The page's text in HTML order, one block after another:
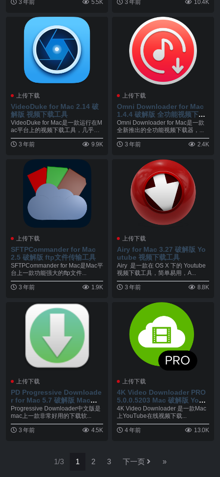
3 年前 5.5K 3 年前 10.4K
上传下载
VideoDuke for Mac 2.14 破
解版 视频下载工具
VideoDuke for Mac是一款运行在M
ac平台上的视频下载工具，几乎
支...
3 年前
9.9K
上传下载
Omni Downloader for Mac
1.4.4 破解版 全功能视频下载
器
Omni Downloader for Mac是一款
全新推出的全功能视频下载器，...
3 年前 2.4K
上传下载
SFTPCommander for Mac
2.5 破解版 ftp文件传输工具
SFTPCommander for Mac是Mac平
台上一款功能强大的ftp文件...
3 年前 1.9K
上传下载
Airy for Mac 3.27 破解版 Yo
utube 视频下载工具
Airy 是一款在 OS X 下的 Youtube
视频下载工具，简单易用，A...
3 年前 8.8K
上传下载
PD Progressive Downloade
r for Mac 5.7 破解版 Mac下
多线程下载软件
Progressive Downloader中文版是
mac上一款非常好用的下载软...
3 年前 4.5K
上传下载
4K Video Downloader PRO
5.0.0.5203 Mac 破解版 YouT
ube在线视频下载工具
4K Video Downloader 是一款Mac
上YouTube在线视频下载...
4 年前 13.0K
1/3 1 2 3 下一页 »